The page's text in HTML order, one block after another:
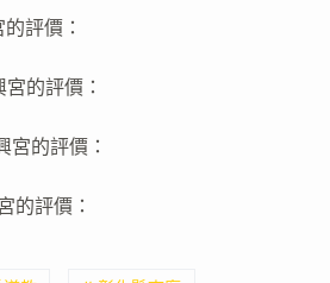
評價：
的評價：
的評價：
的評價：